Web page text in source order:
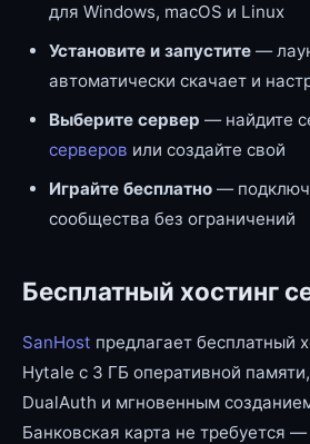
для Windows, macOS и Linux
Установите и запустите —
автоматически скачает и
Выберите сервер — найдите
серверов или создайте свой
Играйте бесплатно —
сообщества без ограничений
Бесплатный хостинг
SanHost предлагает бесплатный
Hytale с 3 ГБ оперативной
DualAuth и мгновенным
Банковская карта не требуется —